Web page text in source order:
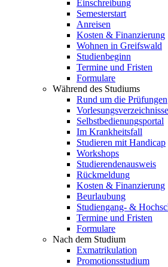
Einschreibung
Semesterstart
Anreisen
Kosten & Finanzierung
Wohnen in Greifswald
Studienbeginn
Termine und Fristen
Formulare
Während des Studiums
Rund um die Prüfungen
Vorlesungsverzeichnisse
Selbstbedienungsportal
Im Krankheitsfall
Studieren mit Handicap
Workshops
Studierendenausweis
Rückmeldung
Kosten & Finanzierung
Beurlaubung
Studiengang- &
Termine und Fristen
Formulare
Nach dem Studium
Exmatrikulation
Promotionsstudium